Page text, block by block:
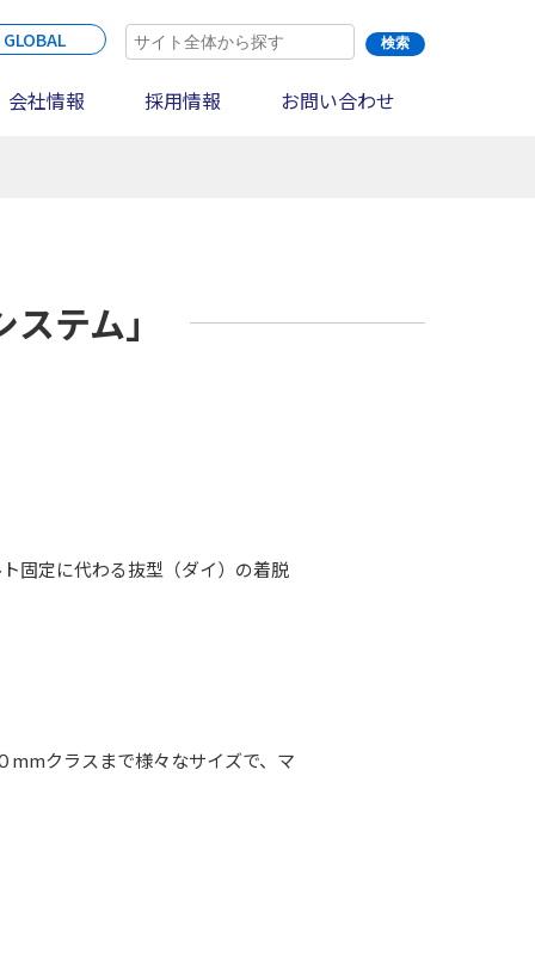
会社情報 採用情報 お問い合わせ
テム」
固定に代わる抜型（ダイ）の着脱
mmクラスまで様々なサイズで、マ